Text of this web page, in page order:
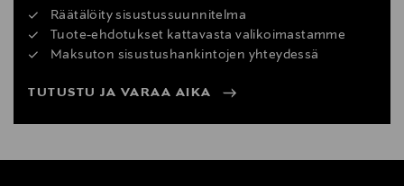
Räätälöity sisustussuunnitelma
Tuote-ehdotukset kattavasta valikoimastamme
Maksuton sisustushankintojen yhteydessä
TUTUSTU JA VARAA AIKA